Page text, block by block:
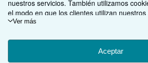
nuestros servicios. También utilizamos
el modo en que los clientes utilizan
ejemplo, midiendo las visitas al sitio) y así
para mostrar contenido relevante en los
rendimiento de los mismos. Elija Rechazar
Ver más
Aceptar
Búsqueda avanzada
Colecciones
Mi cuenta
Venda con nosotros
Comenzar a vender
Únase a nuestro programa de afiliados
Sobre nosotros
Sobre IberLibro
Obtener Ayuda
Otras compañías de AbeBooks